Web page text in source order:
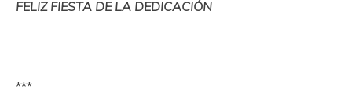
FELIZ FIESTA DE LA DEDICACIÓN
***